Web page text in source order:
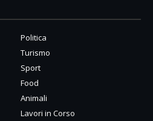
Politica
Turismo
Sport
Food
Animali
Lavori in Corso